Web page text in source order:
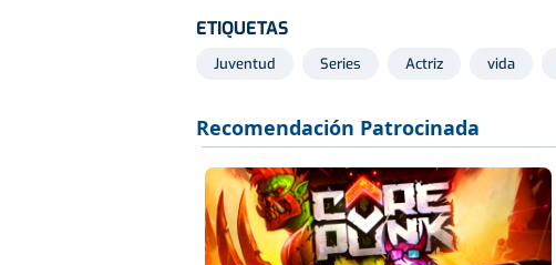
ETIQUETAS
Juventud Series Actriz vida